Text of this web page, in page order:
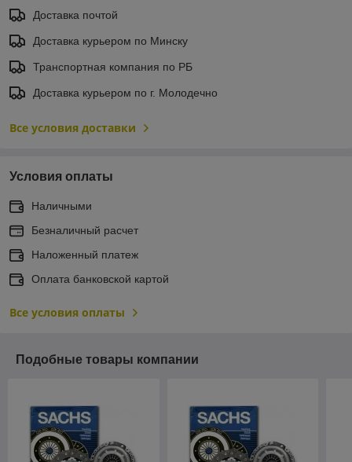
Доставка почтой
Доставка курьером по Минску
Транспортная компания по РБ
Доставка курьером по г. Молодечно
Все условия доставки
Условия оплаты
Наличными
Безналичный расчет
Наложенный платеж
Оплата банковской картой
Все условия оплаты
Подобные товары компании